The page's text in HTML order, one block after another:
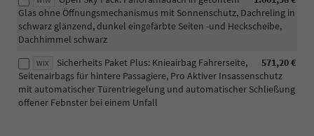
Glas ohne Öffnungsmechanismus mit Sonnenschutz, Dachreling in
schwarz glänzend, dunkel eingefärbte Seiten -und Heckscheibe,
Dachhimmel schwarz
WIX 571,20 €
Sicherheits Paket Plus: Knieairbag Fahrerseite,
Seitenairbags für hintere Passagiere, Pro Aktiver Insassenschutz
mit automatischer Türentriegelung und automatischer Schließung
offener Febnster bei einem Unfall